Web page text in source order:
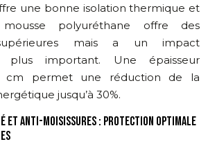
une bonne isolation thermique et
polyuréthane offre des
mais a un impact
plus important. Une épaisseur
cm permet une réduction de la
jusqu’à 30%.
ET ANTI-MOISISSURES : PROTECTION OPTIMALE